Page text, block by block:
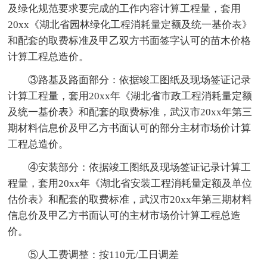
及绿化规范要求要完成的工作内容计算工程量，套用
20xx《湖北省园林绿化工程消耗量定额及统一基价表》
和配套的取费标准及甲乙双方书面签字认可的苗木价格
计算工程总造价。
③路基及路面部分：依据竣工图纸及现场签证记录
计算工程量，套用20xx年《湖北省市政工程消耗量定额
及统一基价表》和配套的取费标准，武汉市20xx年第三
期材料信息价及甲乙方书面认可的部分主材市场价计算
工程总造价。
④安装部分：依据竣工图纸及现场签证记录计算工
程量，套用20xx年《湖北省安装工程消耗量定额及单位
估价表》和配套的取费标准，武汉市20xx年第三期材料
信息价及甲乙方书面认可的主材市场价计算工程总造
价。
⑤人工费调整：按110元/工日调差